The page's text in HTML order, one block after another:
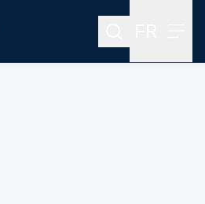
Rechercher